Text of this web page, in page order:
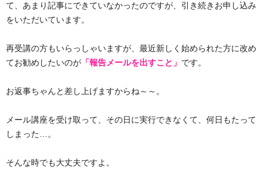
舎
て、あまり記事にできていなかったのですが、引き続きお申し込み
をいただいています。
再受講の方もいらっしゃいますが、最近新しく始められた方に改め
てお勧めしたいのが 「報告メールを出すこと」 です。
お返事ちゃんと差し上げますからね～～。
メール講座を受け取って、その日に実行できなくて、何日もたって
しまった…。
そんな時でも大丈夫ですよ。